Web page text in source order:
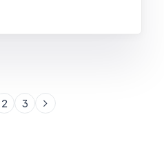
2 3